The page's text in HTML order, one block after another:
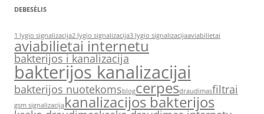
DEBESĖLIS
1 lygio signalizacija2 lygio signalizacija3 lygio signalizacijaaviabilietai
aviabilietai internetu
bakterijos i kanalizacija
bakterijos kanalizacijai
bakterijos nuotekomsblogcerpesdraudimasfiltrai
gsm signalizacijakanalizacijos bakterijos